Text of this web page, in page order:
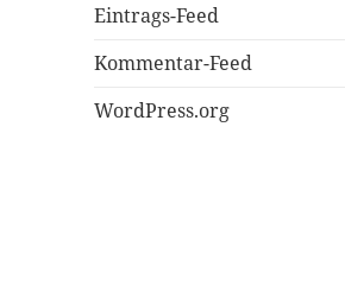
Eintrags-Feed
Kommentar-Feed
WordPress.org